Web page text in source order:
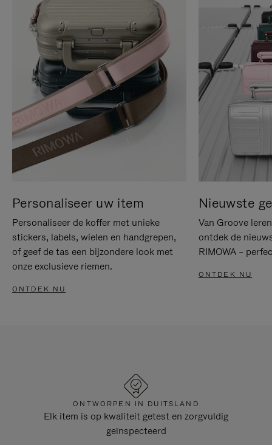
Personaliseer uw item
Personaliseer de koffer met unieke
stickers, labels, wielen en handgrepen,
of geef de tas een bijzondere look met
onze exclusieve riemen.
ONTDEK NU
Nieuwste
Van Groove
ontdek de
RIMOWA –
ONTDEK NU
ONTWORPEN IN DUITSLAND
Elk item is op kwaliteit getest en zorgvuldig
geïnspecteerd